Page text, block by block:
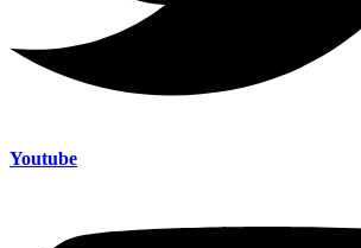
Youtube